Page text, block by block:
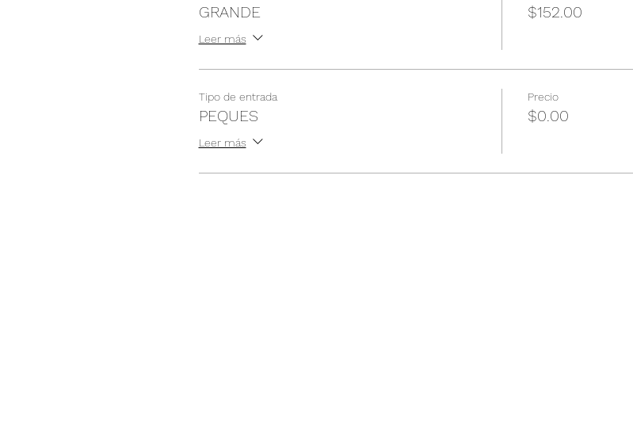
GRANDE
Leer más
$152.00
Tipo de entrada
PEQUES
Leer más
Precio
$0.00